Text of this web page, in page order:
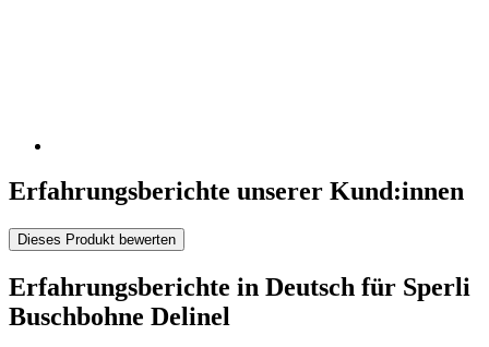
Erfahrungsberichte unserer Kund:innen
Dieses Produkt bewerten
Erfahrungsberichte in Deutsch für Sperli
Buschbohne Delinel